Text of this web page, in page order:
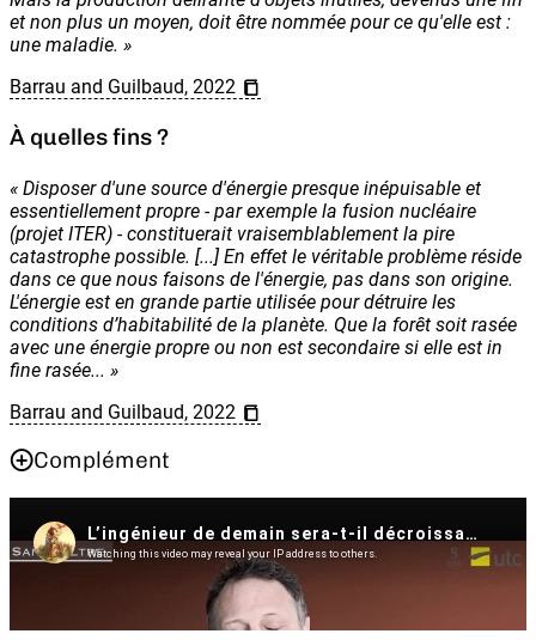
et non plus un moyen, doit être nommée pour ce qu'elle est :
une maladie. »
Barrau and Guilbaud, 2022
À quelles fins ?
« Disposer d'une source d'énergie presque inépuisable et
essentiellement propre - par exemple la fusion nucléaire
(projet ITER) - constituerait vraisemblablement la pire
catastrophe possible. [...] En effet le véritable problème réside
dans ce que nous faisons de l'énergie, pas dans son origine.
L'énergie est en grande partie utilisée pour détruire les
conditions d’habitabilité de la planète. Que la forêt soit rasée
avec une énergie propre ou non est secondaire si elle est in
fine rasée... »
Barrau and Guilbaud, 2022
Complément